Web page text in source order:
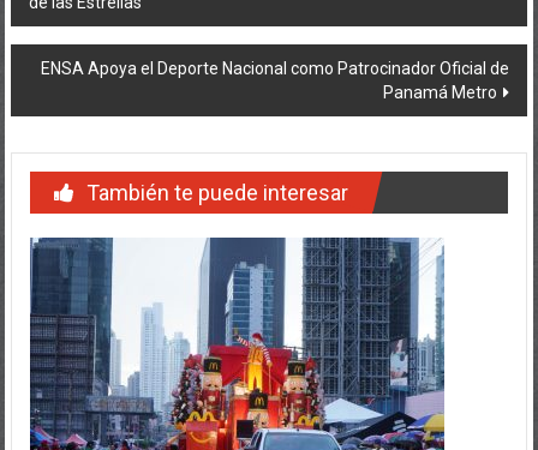
de
entradas
ENSA Apoya el Deporte Nacional como Patrocinador Oficial de
Panamá Metro
También te puede interesar